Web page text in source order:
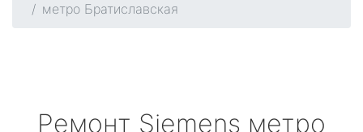
метро Братиславская
Ремонт Siemens метро